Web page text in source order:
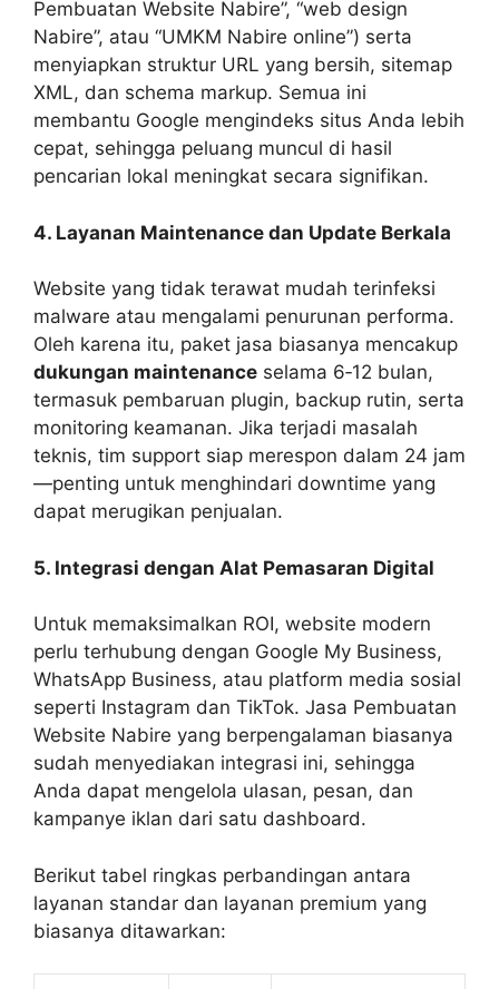
Pembuatan Website Nabire”, “web design
Nabire”, atau “UMKM Nabire online”) serta
menyiapkan struktur URL yang bersih, sitemap
XML, dan schema markup. Semua ini
membantu Google mengindeks situs Anda lebih
cepat, sehingga peluang muncul di hasil
pencarian lokal meningkat secara signifikan.
4. Layanan Maintenance dan Update Berkala
Website yang tidak terawat mudah terinfeksi
malware atau mengalami penurunan performa.
Oleh karena itu, paket jasa biasanya mencakup
dukungan maintenance selama 6‑12 bulan,
termasuk pembaruan plugin, backup rutin, serta
monitoring keamanan. Jika terjadi masalah
teknis, tim support siap merespon dalam 24 jam
—penting untuk menghindari downtime yang
dapat merugikan penjualan.
5. Integrasi dengan Alat Pemasaran Digital
Untuk memaksimalkan ROI, website modern
perlu terhubung dengan Google My Business,
WhatsApp Business, atau platform media sosial
seperti Instagram dan TikTok. Jasa Pembuatan
Website Nabire yang berpengalaman biasanya
sudah menyediakan integrasi ini, sehingga
Anda dapat mengelola ulasan, pesan, dan
kampanye iklan dari satu dashboard.
Berikut tabel ringkas perbandingan antara
layanan standar dan layanan premium yang
biasanya ditawarkan: